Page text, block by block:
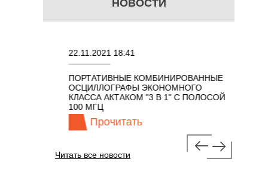
НОВОСТИ
22.11.2021 18:41
ПОРТАТИВНЫЕ КОМБИНИРОВАННЫЕ
ОСЦИЛЛОГРАФЫ ЭКОНОМНОГО
КЛАССА АКТАКОМ "3 В 1" С ПОЛОСОЙ
100 МГЦ
Прочитать
Читать все новости